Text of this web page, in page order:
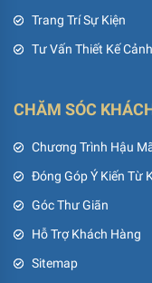
Trang Trí Sự Kiện
Tư Vấn Thiết Kế
CHĂM SÓC
Chương Trình Hậu
Đóng Góp Ý Kiến Từ
Góc Thư Giãn
Hỗ Trợ Khách Hàng
Sitemap